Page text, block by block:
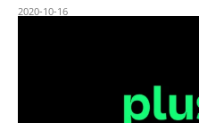
2020-10-16